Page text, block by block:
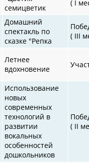
семицветик
( I
Домашний
спектакль по
сказке "Репка
( III
Летнее
вдохновение
Использование
новых
современных
технологий в
развитии
вокальных
особенностей
дошкольников
( II